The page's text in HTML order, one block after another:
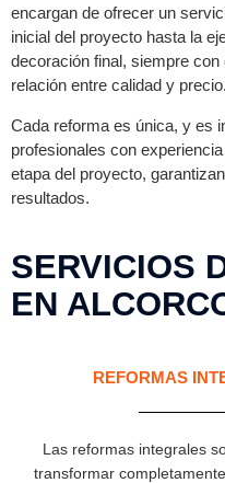
encargan de ofrecer un
inicial del proyecto hasta la
decoración final, siempre
relación entre calidad y precio.
Cada reforma es única, y es
profesionales con
etapa del proyecto,
resultados.
SERVICIOS
EN
REFORMAS
Las reformas integrales
transformar